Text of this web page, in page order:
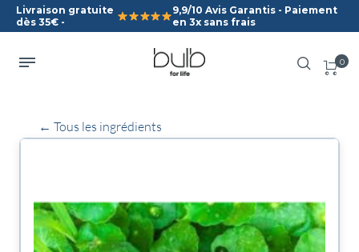
Livraison gratuite
dès 35€ -
9,9/10 Avis Garantis - Paiement
en 3x sans frais
0
← Tous les ingrédients